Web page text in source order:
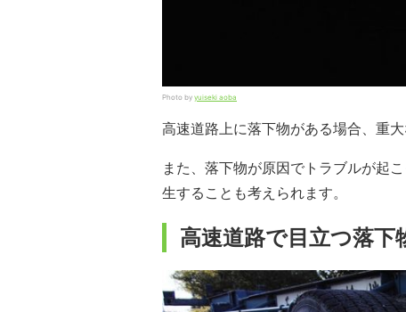
Photo by yuiseki aoba
高速道路上に落下物がある場合、重
また、落下物が原因でトラブルが起
生することも考えられます。
高速道路で目立つ落下